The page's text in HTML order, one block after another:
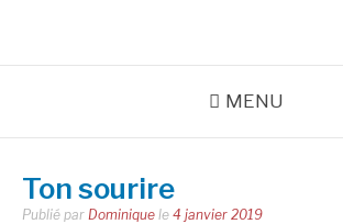
MENU
Ton sourire
Publié par Dominique le 4 janvier 2019